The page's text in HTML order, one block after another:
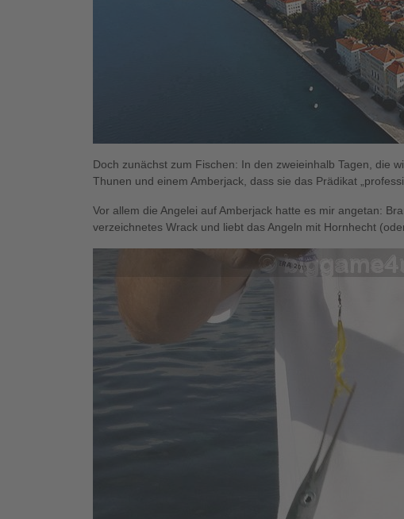
Doch zunächst zum Fischen: In den zweieinhalb Tagen, die
Thunen und einem Amberjack, dass sie das Prädikat
Vor allem die Angelei auf Amberjack hatte es mir angetan:
verzeichnetes Wrack und liebt das Angeln mit Hornhecht